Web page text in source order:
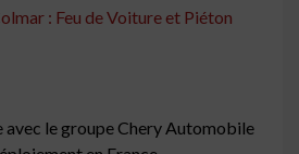
: Feu de Voiture et Piéton
avec le groupe Chery Automobile